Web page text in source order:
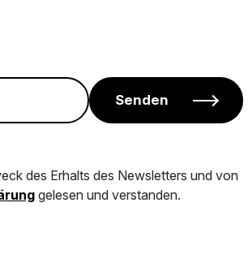
Senden
des Erhalts des Newsletters und von
gelesen und verstanden.